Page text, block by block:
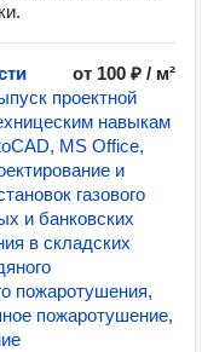
от 100 ₽ / м²
проектной
навыкам
MS Office,
и
газового
и банковских
в складских
пожаротушения,
пожаротушение,